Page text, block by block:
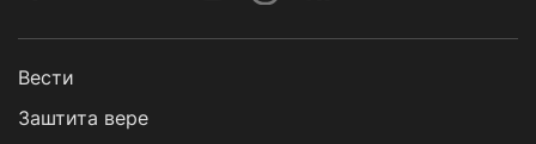
Вести
Заштита вере